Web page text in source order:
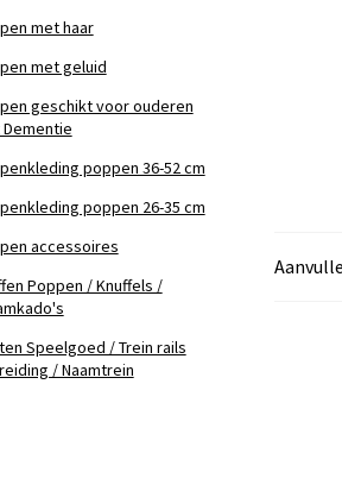
met haar
met geluid
geschikt voor ouderen
poppen 36-52 cm
poppen 26-35 cm
accessoires
Poppen / Knuffels /
Speelgoed / Trein rails
/ Naamtrein